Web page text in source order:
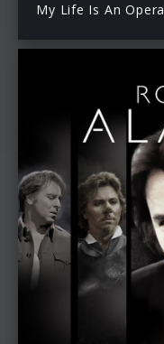
My Life Is An Opera